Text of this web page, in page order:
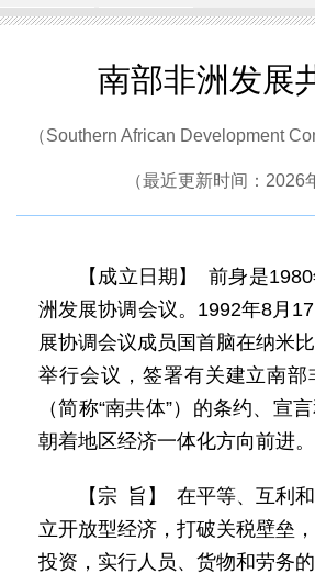
南部非洲发展
（Southern African Development
（最近更新时间：2026
【成立日期】 前身是
洲发展协调会议。1992年8月
展协调会议成员国首脑在纳米
举行会议，签署有关建立南
（简称“南共体”）的条约、宣
朝着地区经济一体化方向前进。
【宗 旨】 在平等、互利
立开放型经济，打破关税壁垒
投资，实行人员、货物和劳务